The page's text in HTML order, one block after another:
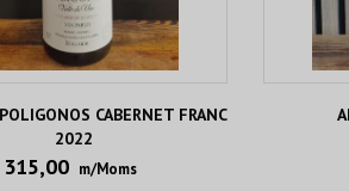
CABERNET FRANC
2022
315,00 m/Moms